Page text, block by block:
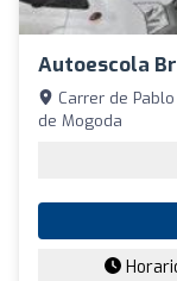
Autoescola
Carrer de
de Mogoda